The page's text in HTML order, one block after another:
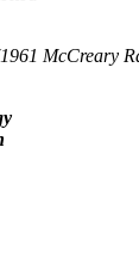
McCreary